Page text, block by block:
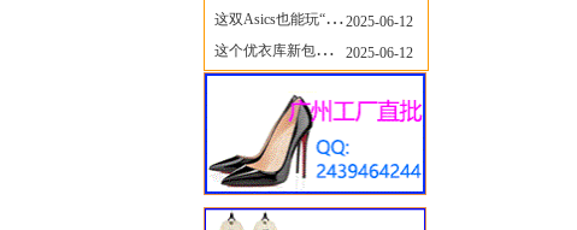
这双Asics也能玩“牛仔感”？TOGA联名即将登场！
2025-06-12
这个优衣库新包，能火起来吗？
2025-06-12